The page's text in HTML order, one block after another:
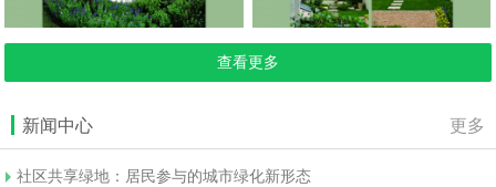
查看更多
新闻中心 更多
社区共享绿地：居民参与的城市绿化新形态